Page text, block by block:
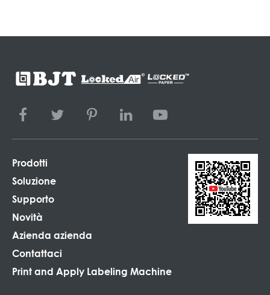
Prodotti
Soluzione
Supporto
Novità
Azienda azienda
Contattaci
Print and Apply Labeling Machine